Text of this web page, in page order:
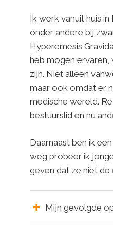
Ik werk vanuit huis
onder andere bij
Hyperemesis
heb mogen
zijn. Niet alleen
maar ook omdat er
medische wereld.
bestuurslid en nu
Daarnaast ben ik
weg probeer ik
geven dat ze niet de
Mijn gevolgde